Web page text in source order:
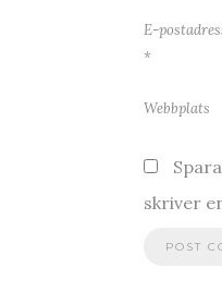
E-
*
Webbplats
skriver